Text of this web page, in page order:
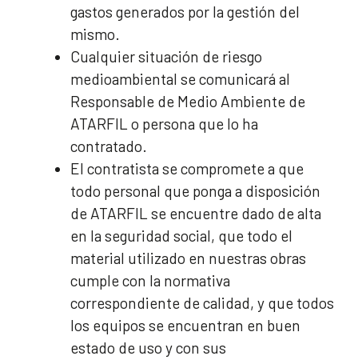
gastos generados por la gestión del
mismo.
Cualquier situación de riesgo
medioambiental se comunicará al
Responsable de Medio Ambiente de
ATARFIL o persona que lo ha
contratado.
El contratista se compromete a que
todo personal que ponga a disposición
de ATARFIL se encuentre dado de alta
en la seguridad social, que todo el
material utilizado en nuestras obras
cumple con la normativa
correspondiente de calidad, y que todos
los equipos se encuentran en buen
estado de uso y con sus